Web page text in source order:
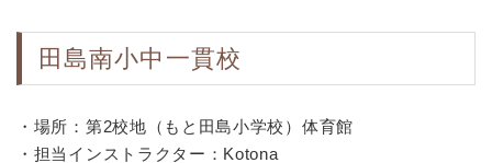
田島南小中一貫校
・場所：第2校地（もと田島小学校）体育館
・担当インストラクター：Kotona